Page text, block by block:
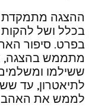
ההצגה מתמקדת
בכלל ושל
בפרט. סיפור
מתממש בהצגה,
ששילמו
לתיאטרון, עד
לממש את